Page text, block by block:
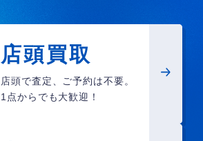
店頭買取
店頭で査定、ご予約は不要。
1点からでも大歓迎！